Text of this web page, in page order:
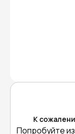
К
Попробуйте